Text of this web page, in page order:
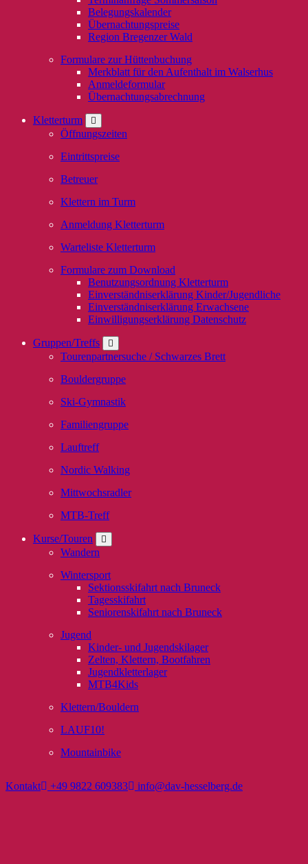
Belegungskalender
Übernachtungspreise
Region Bregenzer Wald
Formulare zur Hüttenbuchung
Merkblatt für den Aufenthalt im Walserhus
Anmeldeformular
Übernachtungsabrechnung
Kletterturm
Öffnungszeiten
Eintrittspreise
Betreuer
Klettern im Turm
Anmeldung Kletterturm
Warteliste Kletterturm
Formulare zum Download
Benutzungsordnung Kletterturm
Einverständniserklärung Kinder/Jugendliche
Einverständniserklärung Erwachsene
Einwilligungserklärung Datenschutz
Gruppen/Treffs
Tourenpartnersuche / Schwarzes Brett
Bouldergruppe
Ski-Gymnastik
Familiengruppe
Lauftreff
Nordic Walking
Mittwochsradler
MTB-Treff
Kurse/Touren
Wandern
Wintersport
Sektionsskifahrt nach Bruneck
Tagesskifahrt
Seniorenskifahrt nach Bruneck
Jugend
Kinder- und Jugendskilager
Zelten, Klettern, Bootfahren
Jugendkletterlager
MTB4Kids
Klettern/Bouldern
LAUF10!
Mountainbike
Kontakt +49 9822 609383 info@dav-hesselberg.de